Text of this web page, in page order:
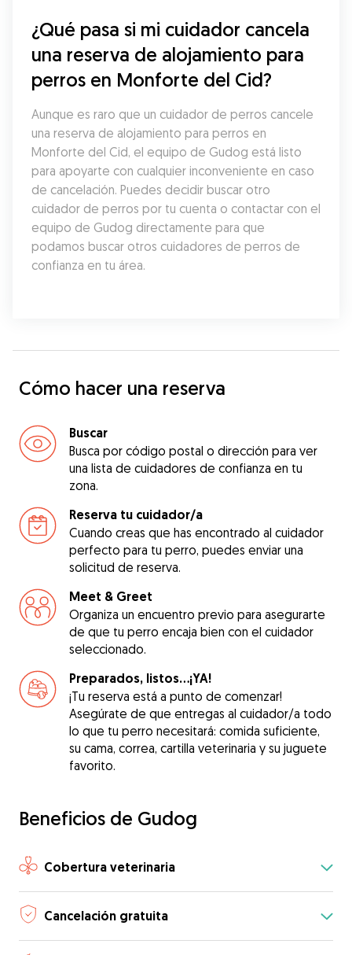
¿Qué pasa si mi cuidador cancela
una reserva de alojamiento para
perros en Monforte del Cid?
Aunque es raro que un cuidador de perros cancele
una reserva de alojamiento para perros en
Monforte del Cid, el equipo de Gudog está listo
para apoyarte con cualquier inconveniente en caso
de cancelación. Puedes decidir buscar otro
cuidador de perros por tu cuenta o contactar con el
equipo de Gudog directamente para que
podamos buscar otros cuidadores de perros de
confianza en tu área.
Cómo hacer una reserva
Buscar
Busca por código postal o dirección para ver
una lista de cuidadores de confianza en tu
zona.
Reserva tu cuidador/a
Cuando creas que has encontrado al cuidador
perfecto para tu perro, puedes enviar una
solicitud de reserva.
Meet & Greet
Organiza un encuentro previo para asegurarte
de que tu perro encaja bien con el cuidador
seleccionado.
Preparados, listos...¡YA!
¡Tu reserva está a punto de comenzar!
Asegúrate de que entregas al cuidador/a todo
lo que tu perro necesitará: comida suficiente,
su cama, correa, cartilla veterinaria y su juguete
favorito.
Beneficios de Gudog
Cobertura veterinaria
Cancelación gratuita